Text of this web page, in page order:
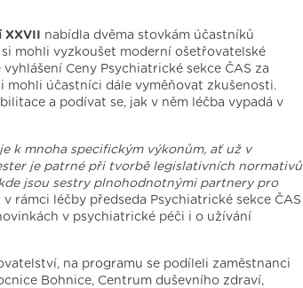
XXVII nabídla dvěma stovkám účastníků
mohli vyzkoušet moderní ošetřovatelské
Ceny Psychiatrické sekce ČAS za
mohli účastníci dále vyměňovat zkušenosti.
a podívat se, jak v něm léčba vypadá v
k mnoha specifickým výkonům, ať už v
je patrné při tvorbě legislativních normativů
jsou sestry plnohodnotnými partnery pro
rámci léčby předseda Psychiatrické sekce ČAS
v psychiatrické péči i o užívání
na programu se podíleli zaměstnanci
Bohnice, Centrum duševního zdraví,